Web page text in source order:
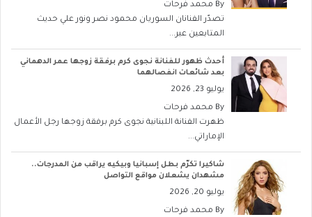
By محمد فرحات
تصدّر الفنانان السوريان محمود نصر ونور علي حديث
المتابعين عبر...
أحدث ظهور للفنانة نجوى كرم برفقة زوجها عمر الدهماني
بعد شائعات انفصالهما
يوليو 23, 2026
By محمد فرحات
ظهرت الفنانة اللبنانية نجوى كرم برفقة زوجها رجل الأعمال
الإماراتي...
شاكيرا تكرّم بطل إسبانيا وبيكيه يراقب من المدرجات..
مشهدان يشعلان مواقع التواصل
يوليو 20, 2026
By محمد فرحات